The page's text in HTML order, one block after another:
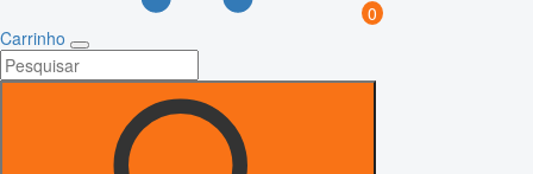
0
Carrinho